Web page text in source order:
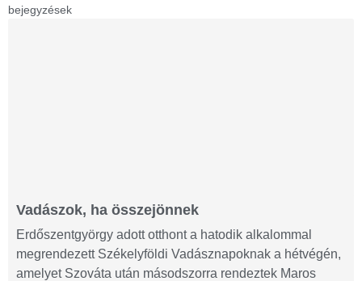
bejegyzések
Vadászok, ha összejönnek
Erdőszentgyörgy adott otthont a hatodik alkalommal
megrendezett Székelyföldi Vadásznapoknak a hétvégén,
amelyet Szováta után másodszorra rendeztek Maros